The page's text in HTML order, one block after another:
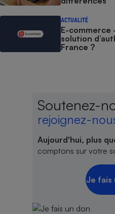
ACTUALITÉ
E-commerce
solution
France ?
Soutenez-
rejoignez-
Aujourd'hui, plus
comptons sur votre
Je fais